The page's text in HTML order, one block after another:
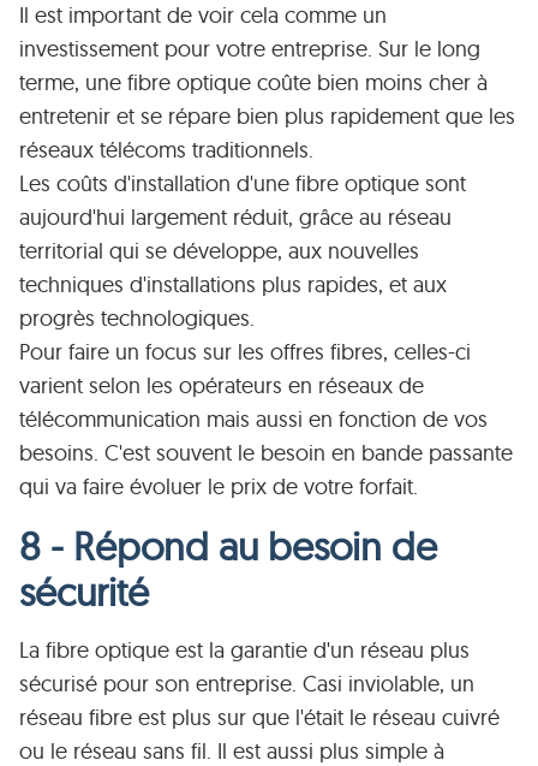
Il est important de voir cela comme un
investissement pour votre entreprise. Sur le long
terme, une fibre optique coûte bien moins cher à
entretenir et se répare bien plus rapidement que les
réseaux télécoms traditionnels.
Les coûts d'installation d'une fibre optique sont
aujourd'hui largement réduit, grâce au réseau
territorial qui se développe, aux nouvelles
techniques d'installations plus rapides, et aux
progrès technologiques.
Pour faire un focus sur les offres fibres, celles-ci
varient selon les opérateurs en réseaux de
télécommunication mais aussi en fonction de vos
besoins. C'est souvent le besoin en bande passante
qui va faire évoluer le prix de votre forfait.
8 - Répond au besoin de
sécurité
La fibre optique est la garantie d'un réseau plus
sécurisé pour son entreprise. Casi inviolable, un
réseau fibre est plus sur que l'était le réseau cuivré
ou le réseau sans fil. Il est aussi plus simple à